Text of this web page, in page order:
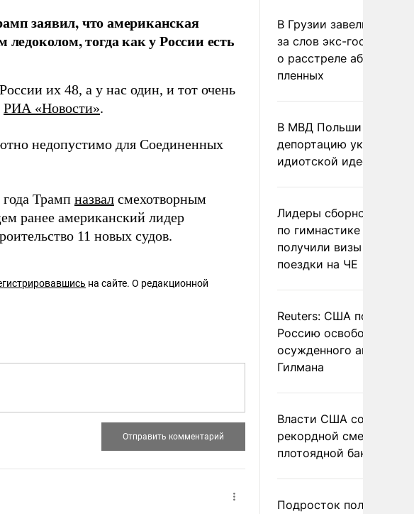
заявил, что американская
тогда как у России есть
их 48, а у нас один, и тот очень
РИА «Новости».
недопустимо для Соединенных
Трамп назвал смехотворным
ранее американский лидер
11 новых судов.
на сайте. О редакционной
В Грузии завели дело
за слов экс-
о расстреле абхазских
пленных
В МВД Польши назвали
депортацию украинцев
идиотской идеей
Лидеры сборной
по гимнастике не
получили визы для
поездки на ЧЕ
Reuters: США
Россию освободить
осужденного
Гилмана
Власти США сообщили
рекордной смертности
плотоядной бактерии
Подросток получил